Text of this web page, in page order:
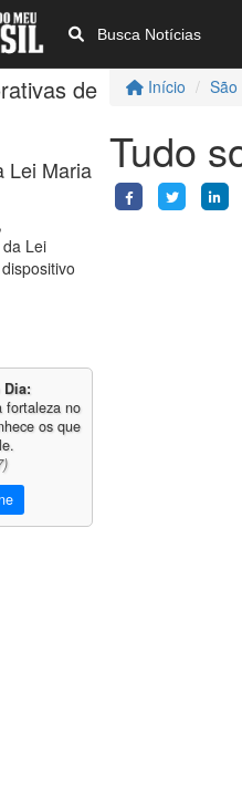
Busca Notícias
Início São
Tudo
de
Lei Maria
Lei
fortaleza no
os que